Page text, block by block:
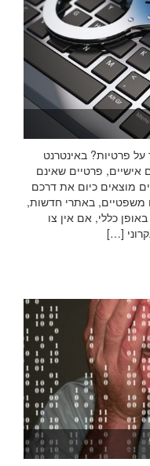
פרטיות? באינטרנט
פרטיים שאינם
מוצאים כיום את דרכם
באתרי חדשות,
כללי, אם אין צו
[…]